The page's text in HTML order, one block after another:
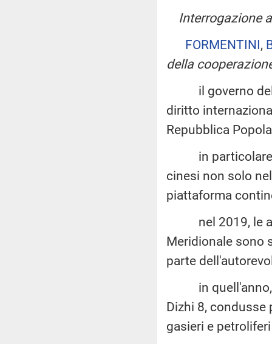
Interrogazione
FORMENTINI,
della
il governo del
diritto
Repubblica
in particolare, i
cinesi non solo
piattaforma
nel 2019, le
Meridionale sono
parte
in quell'anno, il
Dizhi 8,
gasieri e